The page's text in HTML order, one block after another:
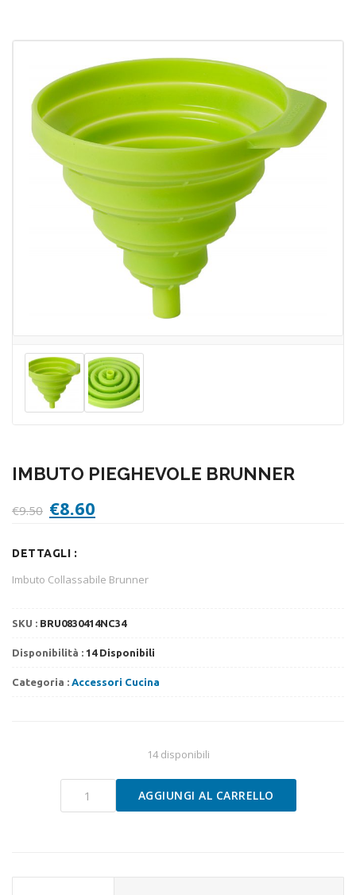
IMBUTO PIEGHEVOLE BRUNNER
€9.50 Il
prezzo
era:
€9.50.
€8.60
prezzo
€8.60.
DETTAGLI :
Imbuto Collassabile Brunner
SKU : BRU0830414NC34
Disponibilità : 14 Disponibili
Categoria : Accessori Cucina
14 disponibili
Pieghevole
AGGIUNGI AL CARRELLO